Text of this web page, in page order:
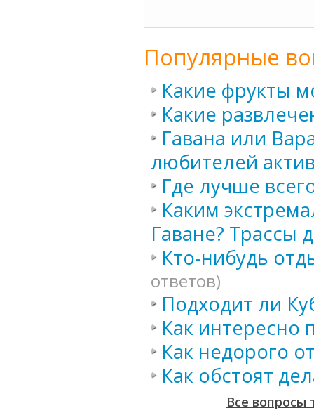
Популярные
Какие фрукты
Какие
Гавана или
любителей
Где лучше
Каким
Гаване? Трассы
Кто-нибудь
ответов)
Подходит ли
Как интересно
Как недорого
Как обстоят
Все вопросы